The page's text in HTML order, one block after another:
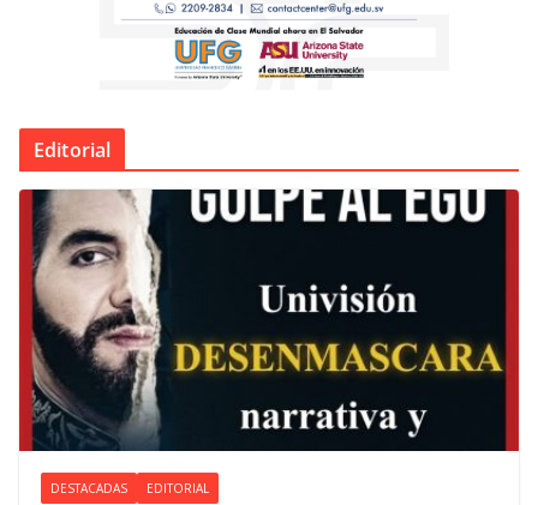
Editorial
DESTACADAS EDITORIAL